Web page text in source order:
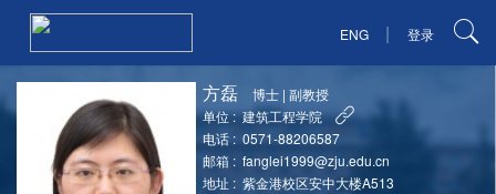
ENG | 登录
方磊 博士 |副教授
单位 : 建筑工程学院
电话 : 0571-88206587
邮箱 : fanglei1999@zju.edu.cn
地址 : 紫金港校区安中大楼A513